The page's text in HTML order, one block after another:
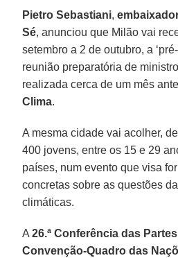
Pietro Sebastiani,
Sé, anunciou que Milão vai
setembro a 2 de outubro, a
reunião preparatória de
realizada cerca de um mês
Clima.
A mesma cidade vai acolher,
400 jovens, entre os 15 e 29
países, num evento que visa
concretas sobre as questões
climáticas.
A26.ª Conferência das Partes
Convenção-Quadro das